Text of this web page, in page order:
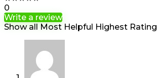
0
Write a review
Show all Most Helpful Highest Rating